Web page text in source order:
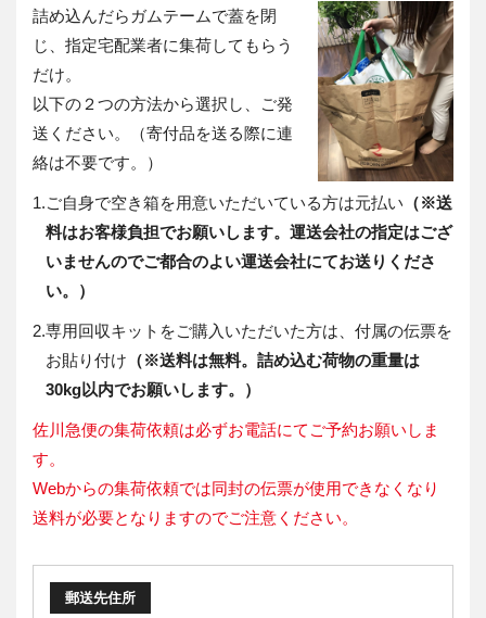
詰め込んだらガムテームで蓋を閉
じ、指定宅配業者に集荷してもらう
だけ。
以下の２つの方法から選択し、ご発
送ください。（寄付品を送る際に連
絡は不要です。）
1.ご自身で空き箱を用意いただいている方は元払い （※送
料はお客様負担でお願いします。運送会社の指定はござ
いませんのでご都合のよい運送会社にてお送りくださ
い。）
2.専用回収キットをご購入いただいた方は、付属の伝票を
お貼り付け （※送料は無料。詰め込む荷物の重量は
30kg以内でお願いします。）
佐川急便の集荷依頼は必ずお電話にてご予約お願いしま
す。
Webからの集荷依頼では同封の伝票が使用できなくなり
送料が必要となりますのでご注意ください。
郵送先住所